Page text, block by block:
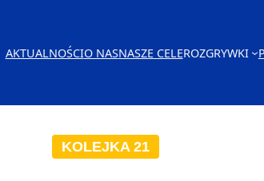
AKTUALNOŚCIO NASNASZE CELEROZGRYWKI
KOLEJKA 21